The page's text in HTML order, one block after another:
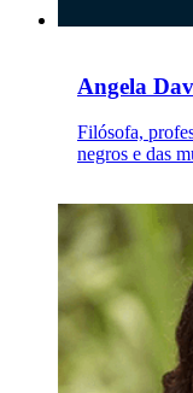
Angela
Filósofa,
negros e das